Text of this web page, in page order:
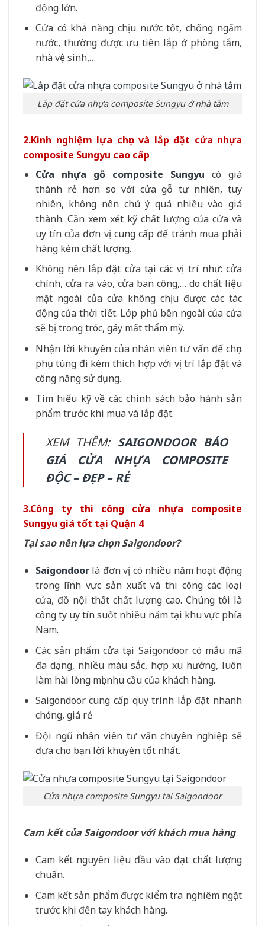
động lớn.
Cửa có khả năng chịu nước tốt, chống ngấm
nước, thường được ưu tiên lắp ở phòng tắm,
nhà vệ sinh,…
Lắp đặt cửa nhựa composite Sungyu ở nhà tắm
2.Kinh nghiệm lựa chọn và lắp đặt cửa nhựa
composite Sungyu cao cấp
Cửa nhựa gỗ composite Sungyu có giá
thành rẻ hơn so với cửa gỗ tự nhiên, tuy
nhiên, không nên chú ý quá nhiều vào giá
thành. Cần xem xét kỹ chất lượng của cửa và
uy tín của đơn vị cung cấp để tránh mua phải
hàng kém chất lượng.
Không nên lắp đặt cửa tại các vị trí như: cửa
chính, cửa ra vào, cửa ban công,… do chất liệu
mặt ngoài của cửa không chịu được các tác
động của thời tiết. Lớp phủ bên ngoài của cửa
sẽ bị trong tróc, gáy mất thẩm mỹ.
Nhận lời khuyên của nhân viên tư vấn để chọn
phụ tùng đi kèm thích hợp với vị trí lắp đặt và
công năng sử dụng.
Tìm hiểu kỹ về các chính sách bảo hành sản
phẩm trước khi mua và lắp đặt.
XEM THÊM: SAIGONDOOR BÁO
GIÁ CỬA NHỰA COMPOSITE
ĐỘC – ĐẸP – RẺ
3.Công ty thi công cửa nhựa composite
Sungyu giá tốt tại Quận 4
Tại sao nên lựa chọn Saigondoor?
Saigondoorlà đơn vị có nhiều năm hoạt động
trong lĩnh vực sản xuất và thi công các loại
cửa, đồ nội thất chất lượng cao. Chúng tôi là
công ty uy tín suốt nhiều năm tại khu vực phía
Nam.
Các sản phẩm cửa tại Saigondoor có mẫu mã
đa dạng, nhiều màu sắc, hợp xu hướng, luôn
làm hài lòng mọi nhu cầu của khách hàng.
Saigondoor cung cấp quy trình lắp đặt nhanh
chóng, giá rẻ
Đội ngũ nhân viên tư vấn chuyên nghiệp sẽ
đưa cho bạn lời khuyên tốt nhất.
Cửa nhựa composite Sungyu tại Saigondoor
Cam kết của Saigondoor với khách mua hàng
Cam kết nguyên liệu đầu vào đạt chất lượng
chuẩn.
Cam kết sản phẩm được kiểm tra nghiêm ngặt
trước khi đến tay khách hàng.